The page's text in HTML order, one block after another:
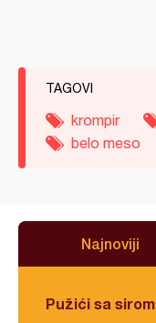
TAGOVI
krompir
belo meso
Najnoviji
Pužići sa sirom